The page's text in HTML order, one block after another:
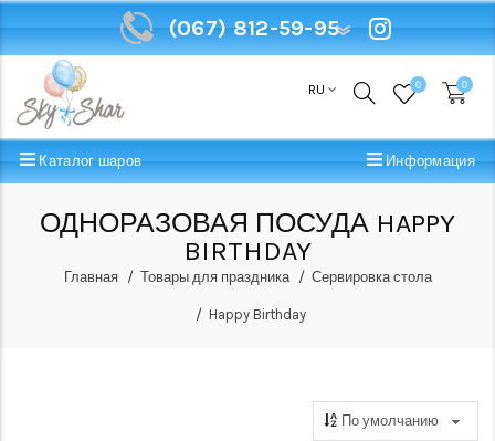
(067) 812-59-95
RU 0 0
Каталог шаров Информация
ОДНОРАЗОВАЯ ПОСУДА HAPPY
BIRTHDAY
Главная Товары для праздника Сервировка стола
Happy Birthday